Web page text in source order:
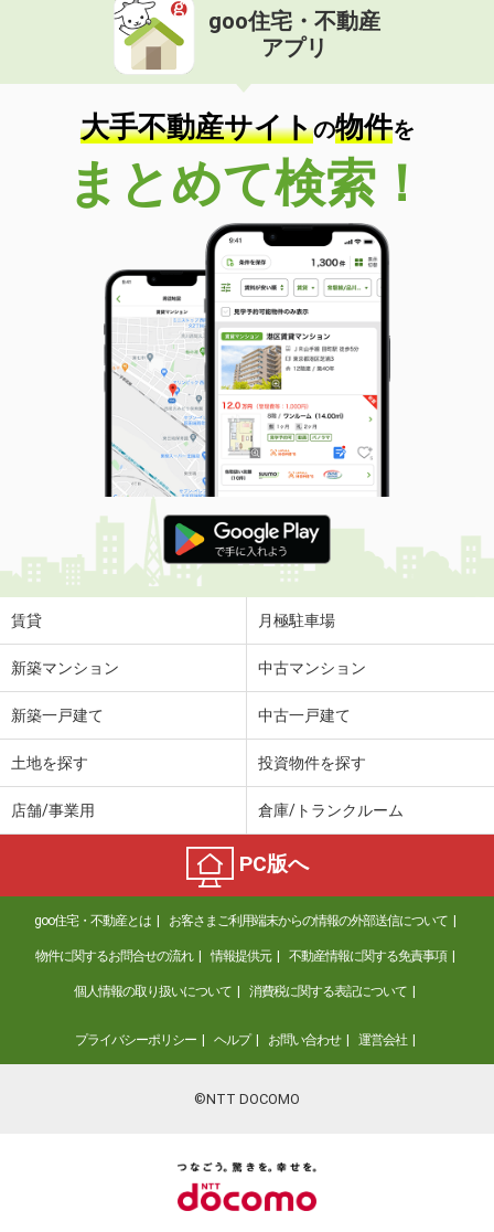
goo住宅・不動産
アプリ
大手不動産サイトの物件を
まとめて検索！
賃貸 月極駐車場
新築マンション 中古マンション
新築一戸建て 中古一戸建て
土地を探す 投資物件を探す
店舗/事業用 倉庫/トランクルーム
PC版へ
goo住宅・不動産とは お客さまご利用端末からの情報の外部送信について
物件に関するお問合せの流れ 情報提供元 不動産情報に関する免責事項
個人情報の取り扱いについて 消費税に関する表記について
プライバシーポリシー ヘルプ お問い合わせ 運営会社
©NTT DOCOMO